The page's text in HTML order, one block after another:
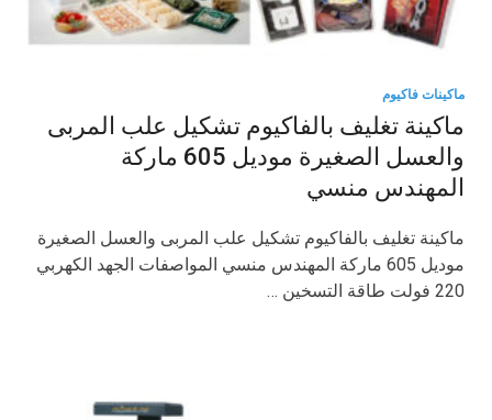
ماكينات فاكيوم
ماكينة تغليف بالفاكيوم تشكيل علب المربى
والعسل الصغيرة موديل 605 ماركة
المهندس منسي
ماكينة تغليف بالفاكيوم تشكيل علب المربى والعسل الصغيرة
موديل 605 ماركة المهندس منسي المواصفات الجهد الكهربي
220 فولت طاقة التسخين …